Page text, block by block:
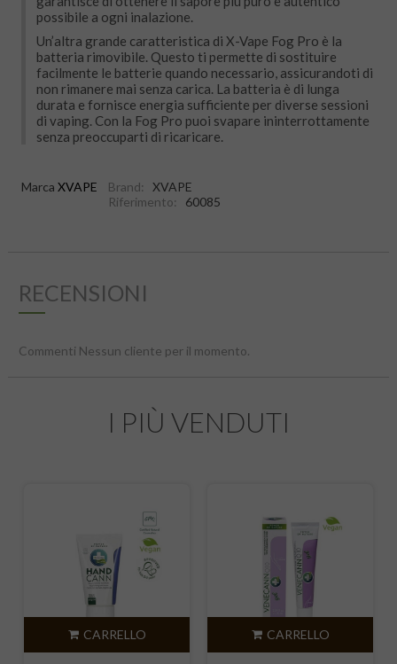
possibile a ogni inalazione.
Un’altra grande caratteristica di X-Vape Fog Pro è la
batteria rimovibile. Questo ti permette di sostituire
facilmente le batterie quando necessario, assicurandoti di
non rimanere mai senza carica. La batteria è di lunga
durata e fornisce energia sufficiente per diverse sessioni
di vaping. Con la Fog Pro puoi svapare ininterrottamente
senza preoccuparti di ricaricare.
Marca XVAPE Brand:
XVAPE
Riferimento:
60085
RECENSIONI
Commenti Nessun cliente per il momento.
I PIÙ VENDUTI
CARRELLO CARRELLO